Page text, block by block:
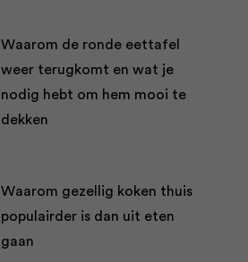
Waarom de ronde eettafel
weer terugkomt en wat je
nodig hebt om hem mooi te
dekken
Waarom gezellig koken thuis
populairder is dan uit eten
gaan